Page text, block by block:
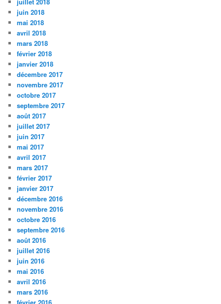
juillet 2018
juin 2018
mai 2018
avril 2018
mars 2018
février 2018
janvier 2018
décembre 2017
novembre 2017
octobre 2017
septembre 2017
août 2017
juillet 2017
juin 2017
mai 2017
avril 2017
mars 2017
février 2017
janvier 2017
décembre 2016
novembre 2016
octobre 2016
septembre 2016
août 2016
juillet 2016
juin 2016
mai 2016
avril 2016
mars 2016